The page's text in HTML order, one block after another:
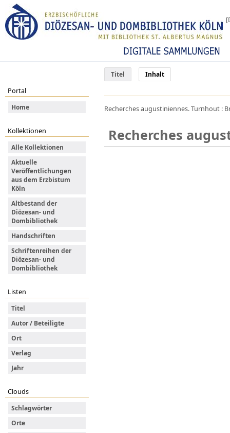
Titel Inhalt
Portal
Home
Kollektionen
Alle Kollektionen
Aktuelle
Veröffentlichungen
aus dem Erzbistum
Köln
Altbestand der
Diözesan- und
Dombibliothek
Handschriften
Schriftenreihen der
Diözesan- und
Dombibliothek
Listen
Titel
Autor / Beteiligte
Ort
Verlag
Jahr
Clouds
Schlagwörter
Orte
Recherches augustiniennes. Turnhout :
Recherches